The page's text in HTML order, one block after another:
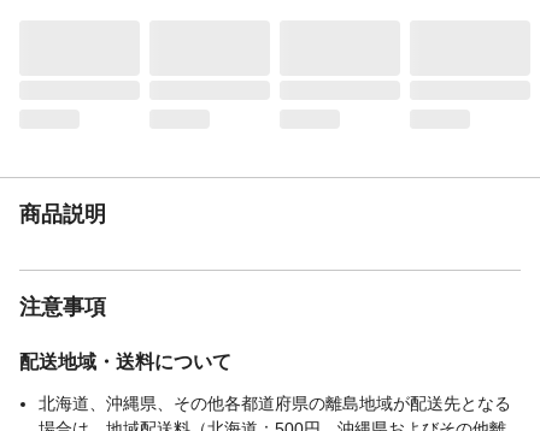
に清掃面が熱くないことを確認してからご
用しないでください。●お子様の手の届かな
射日光の当たる所や高温になる所には置か
商品説明
注意事項
配送地域・送料について
北海道、沖縄県、その他各都道府県の離島地域が配送先となる